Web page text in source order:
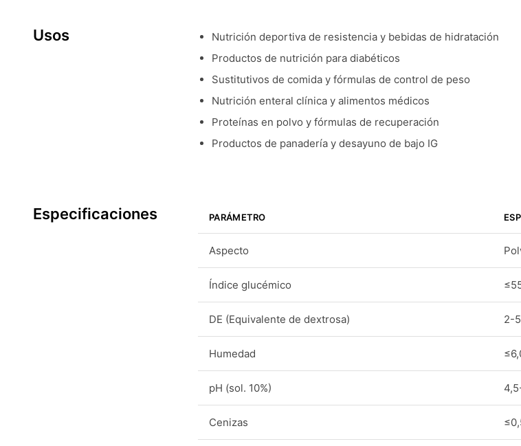
Usos
Nutrición deportiva de resistencia y bebidas de hidratación
Productos de nutrición para diabéticos
Sustitutivos de comida y fórmulas de control de peso
Nutrición enteral clínica y alimentos médicos
Proteínas en polvo y fórmulas de recuperación
Productos de panadería y desayuno de bajo IG
Especificaciones PARÁMETRO
Aspecto
Índice glucémico
DE (Equivalente de dextrosa) 2-5
Humedad
pH (sol. 10%)
Cenizas